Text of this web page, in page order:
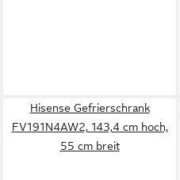
Hisense Gefrierschrank
FV191N4AW2, 143,4 cm hoch,
55 cm breit